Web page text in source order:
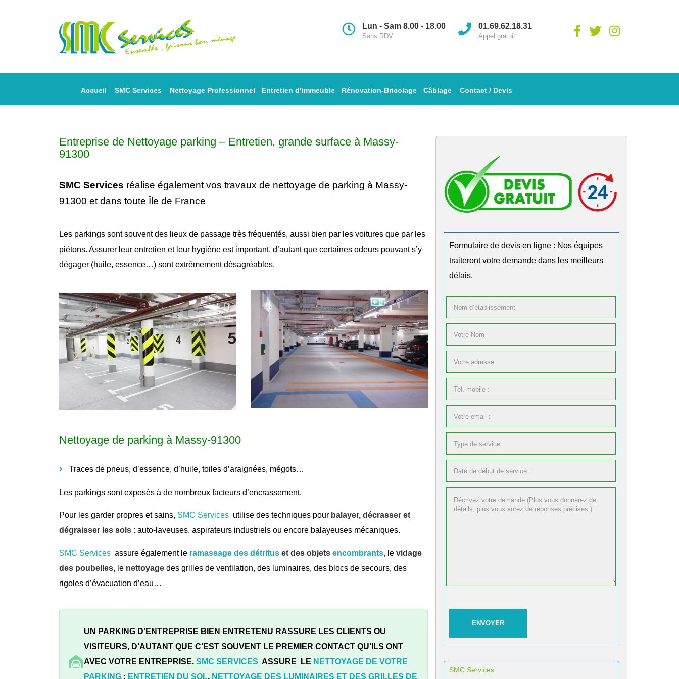
01.69.62.18.31
Appel gratuit
Lun - Sam 8.00 - 18.00
Sans RDV
Accueil SMC Services Nettoyage Professionnel Entretien d’immeuble Rénovation-Bricolage Câblage Contact / Devis
Entreprise de Nettoyage parking – Entretien, grande surface à Massy-
91300
SMC Services réalise également vos travaux de nettoyage de parking à Massy-
91300 et dans toute Île de France
Les parkings sont souvent des lieux de passage très fréquentés, aussi bien par les voitures que par les
piétons. Assurer leur entretien et leur hygiène est important, d’autant que certaines odeurs pouvant s’y
dégager (huile, essence…) sont extrêmement désagréables.
Nettoyage de parking à Massy-91300
Traces de pneus, d’essence, d’huile, toiles d’araignées, mégots…
Les parkings sont exposés à de nombreux facteurs d’encrassement.
Pour les garder propres et sains, SMC Services utilise des techniques pour balayer, décrasser et
dégraisser les sols : auto-laveuses, aspirateurs industriels ou encore balayeuses mécaniques.
SMC Services assure également le ramassage des détritus et des objets encombrants, le vidage
des poubelles, le nettoyage des grilles de ventilation, des luminaires, des blocs de secours, des
rigoles d’évacuation d’eau…
UN PARKING D’ENTREPRISE BIEN ENTRETENU RASSURE LES CLIENTS OU
VISITEURS, D’AUTANT QUE C’EST SOUVENT LE PREMIER CONTACT QU’ILS ONT
AVEC VOTRE ENTREPRISE. SMC SERVICES ASSURE LE NETTOYAGE DE VOTRE
PARKING : ENTRETIEN DU SOL, NETTOYAGE DES LUMINAIRES ET DES GRILLES DE
Formulaire de devis en ligne : Nos équipes
traiteront votre demande dans les meilleurs
délais.
SMC Services